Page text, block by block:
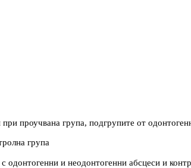
проучвана група, подгрупите от
група
и неодонтогенни абсцеси и